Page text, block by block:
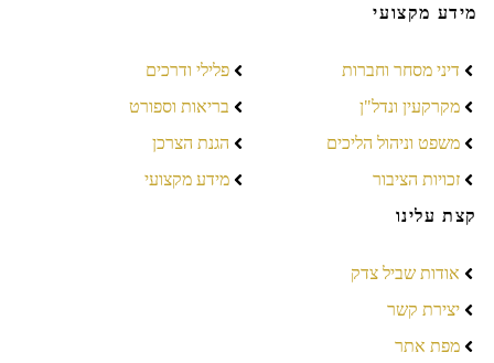
מידע מקצועי
דיני מסחר וחברות
מקרקעין ונדל"ן
משפט וניהול הליכים
זכויות הציבור
פלילי ודרכים
בריאות וספורט
הגנת הצרכן
מידע מקצועי
קצת עלינו
אודות שביל צדק
יצירת קשר
מפת אתר